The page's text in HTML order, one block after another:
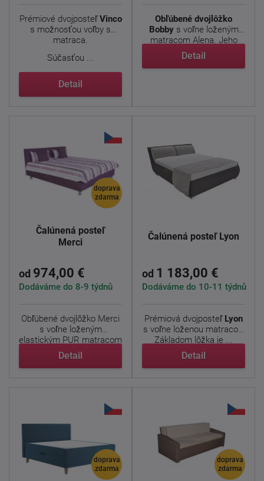
Prémiové dvojposteľVinco
s možnosťou voľby s
matraca.
Súčasťou ...
Detail
Obľúbené dvojlôžko
Bobbys voľne loženým
matracom Alena. Jeho
základom ...
Detail
doprava
zdarma
Čalúnená posteľ
Merci
od 974,00 €
Dodáváme do 8-9 týdnů
Obľúbené dvojlôžko Merci
s voľne loženým
elastickým PUR matracom
Alena ...
Detail
Čalúnená posteľ Lyon
od 1 183,00 €
Dodáváme do 10-11 týdnů
Prémiová dvojposteľ Lyon
s voľne loženou matracov.
Základom lôžka je ...
Detail
doprava
zdarma
doprava
zdarma